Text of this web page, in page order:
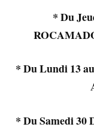
* Du
* Du Lundi 13
* Du Samedi